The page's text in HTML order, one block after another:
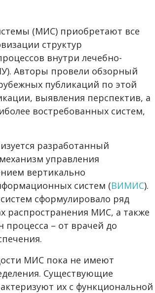
(МИС) приобретают все
структур
внутри лечебно-
Авторы провели обзорный
публикаций по этой
выявления перспектив, а
востребованных систем,
разработанный
управления
вертикально
систем (ВИМИС).
сформулировало ряд
распространения МИС, а также
процесса – от врачей до
МИС пока не имеют
Существующие
их с функциональной